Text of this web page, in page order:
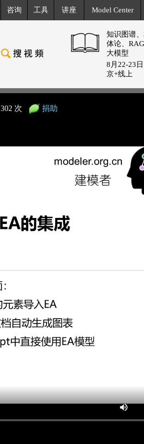
咨询 工具 讲座 Model Center
知识图谱
体论、
大模型
8月22-23
京+线上
302 次 捐助